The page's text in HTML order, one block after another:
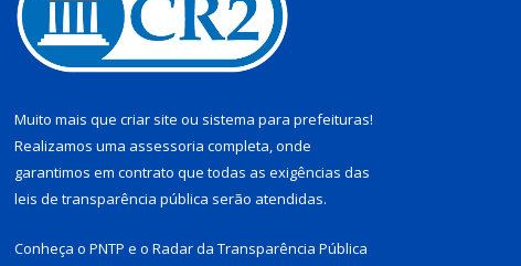
Muito mais que criar site ou sistema para prefeituras!
Realizamos uma assessoria completa, onde
garantimos em contrato que todas as exigências das
leis de transparência pública serão atendidas.
Conheça o PNTP e o Radar da Transparência Pública